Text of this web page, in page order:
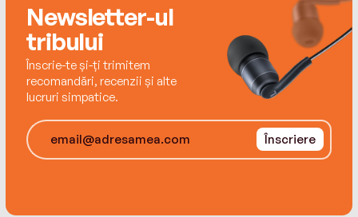
Newsletter-ul
tribului
Înscrie-te și-ți trimitem
recomandări, recenzii și alte
lucruri simpatice.
Înscriere